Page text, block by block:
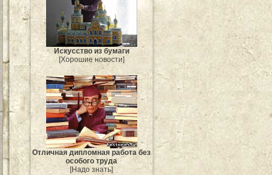
Искусство из бумаги
[Хорошие новости]
Отличная дипломная работа без
особого труда
[Надо знать]